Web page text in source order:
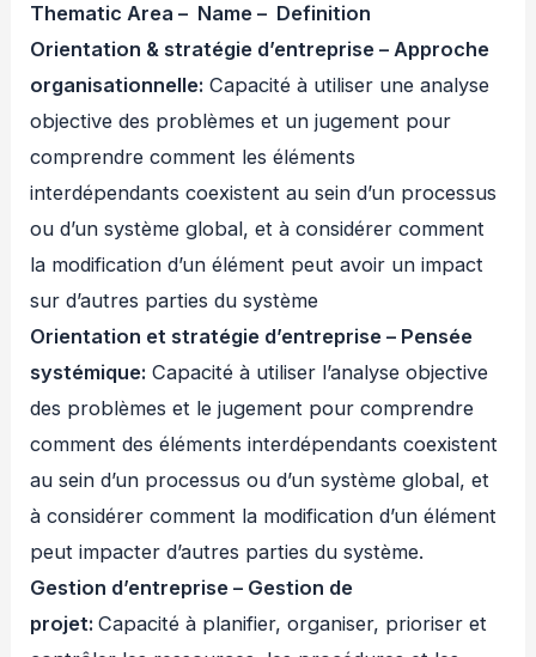
Thematic Area – Name – Definition
Orientation & stratégie d’entreprise – Approche
organisationnelle: Capacité à utiliser une analyse
objective des problèmes et un jugement pour
comprendre comment les éléments
interdépendants coexistent au sein d’un processus
ou d’un système global, et à considérer comment
la modification d’un élément peut avoir un impact
sur d’autres parties du système
Orientation et stratégie d’entreprise – Pensée
systémique: Capacité à utiliser l’analyse objective
des problèmes et le jugement pour comprendre
comment des éléments interdépendants coexistent
au sein d’un processus ou d’un système global, et
à considérer comment la modification d’un élément
peut impacter d’autres parties du système.
Gestion d’entreprise – Gestion de
projet:Capacité à planifier, organiser, prioriser et